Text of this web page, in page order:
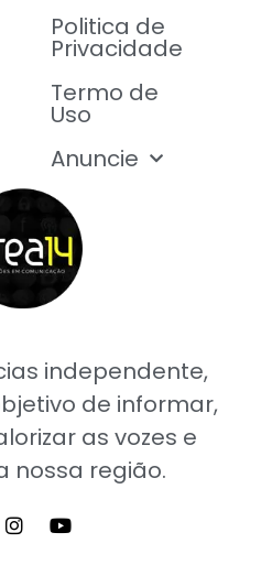
independente,
de informar,
as vozes e
nossa região.
Politica de
Privacidade
Termo de
Uso
Anuncie